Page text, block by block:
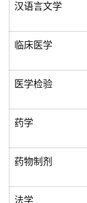
好
诗
汉语言文学
临床医学
医学检验
药学
药物制剂
法学